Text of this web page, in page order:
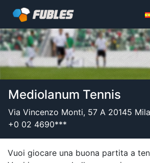
Mediolanum Tennis
Via Vincenzo Monti, 57 A 20145
+0 02 4690***
Vuoi giocare una buona partita a